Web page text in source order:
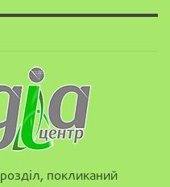
покликаний